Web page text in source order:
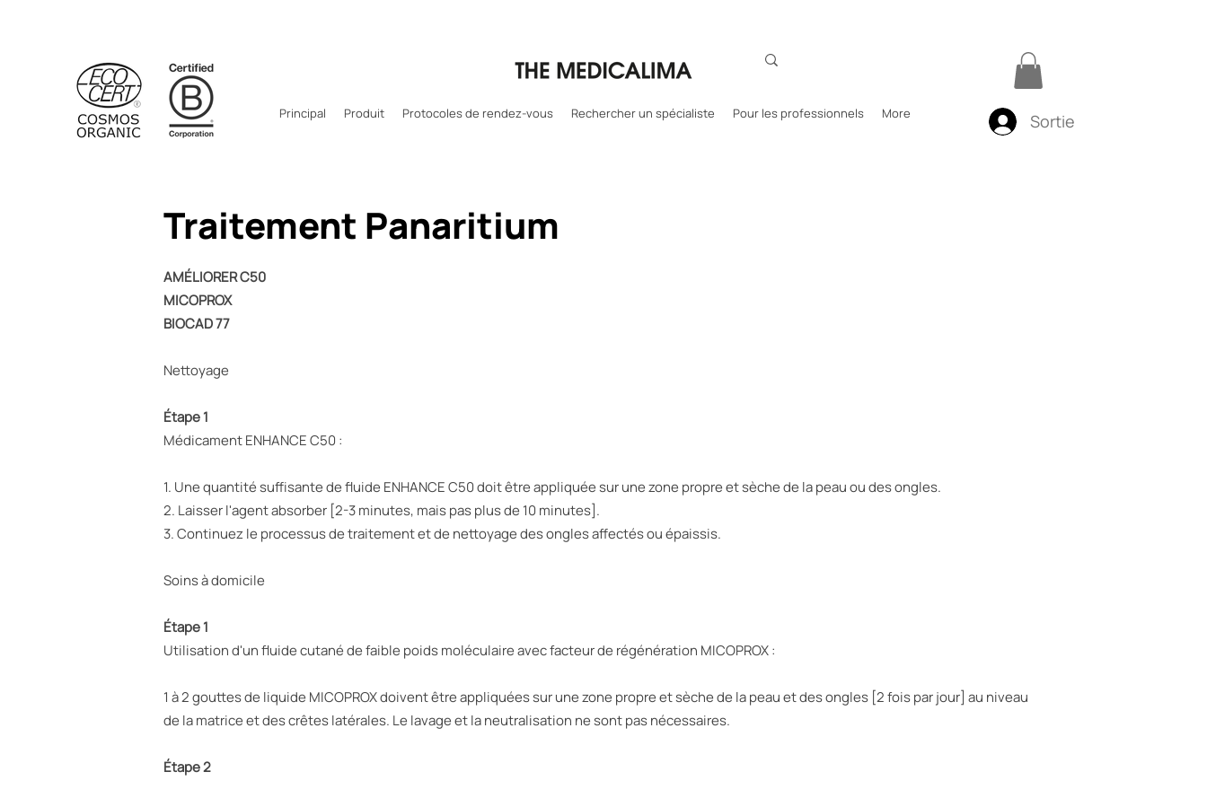
Principal Produit Protocoles de rendez-vous Rechercher un spécialiste Pour les professionnels More Sortie
Traitement Panaritium
AMÉLIORER C50
MICOPROX
BIOCAD 77
Nettoyage
Étape 1
Médicament ENHANCE C50 :
1. Une quantité suffisante de fluide ENHANCE C50 doit être appliquée sur une zone propre et sèche de la peau ou des ongles.
2. Laisser l'agent absorber [2-3 minutes, mais pas plus de 10 minutes].
3. Continuez le processus de traitement et de nettoyage des ongles affectés ou épaissis.
Soins à domicile
Étape 1
Utilisation d'un fluide cutané de faible poids moléculaire avec facteur de régénération MICOPROX :
1 à 2 gouttes de liquide MICOPROX doivent être appliquées sur une zone propre et sèche de la peau et des ongles [2 fois par jour] au niveau
de la matrice et des crêtes latérales. Le lavage et la neutralisation ne sont pas nécessaires.
Étape 2